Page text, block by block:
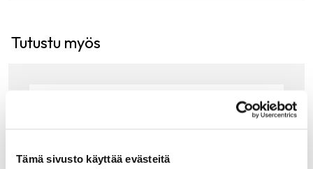
Tämä sivusto käyttää evästeitä
Tutustu myös